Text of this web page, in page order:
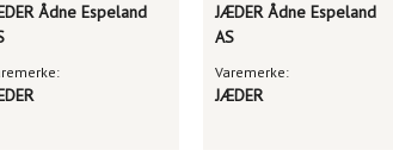
Ådne Espeland
JÆDER Ådne Espeland
AS
Varemerke:
JÆDER